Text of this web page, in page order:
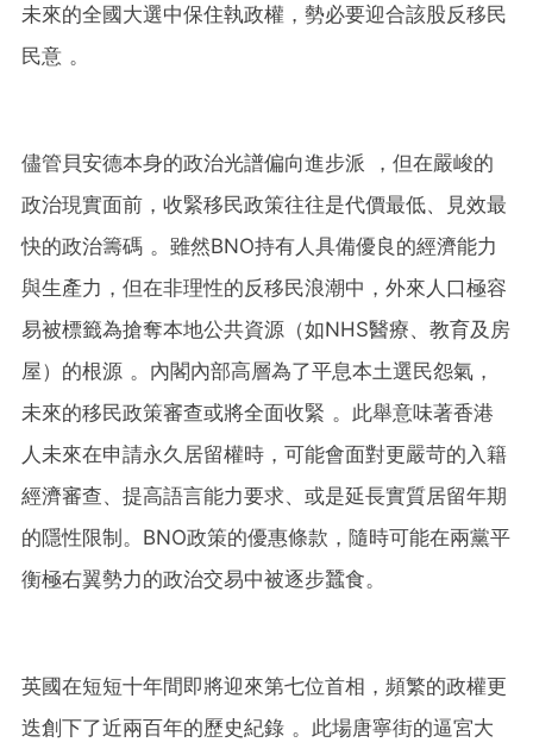
未來的全國大選中保住執政權，勢必要迎合該股反移民
民意 。
儘管貝安德本身的政治光譜偏向進步派 ，但在嚴峻的
政治現實面前，收緊移民政策往往是代價最低、見效最
快的政治籌碼 。雖然BNO持有人具備優良的經濟能力
與生產力，但在非理性的反移民浪潮中，外來人口極容
易被標籤為搶奪本地公共資源（如NHS醫療、教育及房
屋）的根源 。內閣內部高層為了平息本土選民怨氣，
未來的移民政策審查或將全面收緊 。此舉意味著香港
人未來在申請永久居留權時，可能會面對更嚴苛的入籍
經濟審查、提高語言能力要求、或是延長實質居留年期
的隱性限制。BNO政策的優惠條款，隨時可能在兩黨平
衡極右翼勢力的政治交易中被逐步蠶食。
英國在短短十年間即將迎來第七位首相，頻繁的政權更
迭創下了近兩百年的歷史紀錄 。此場唐寧街的逼宮大